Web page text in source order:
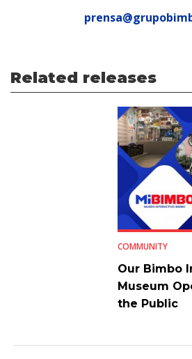
Related releases
COMMUNITY
Our Bimbo
Museum
the Public